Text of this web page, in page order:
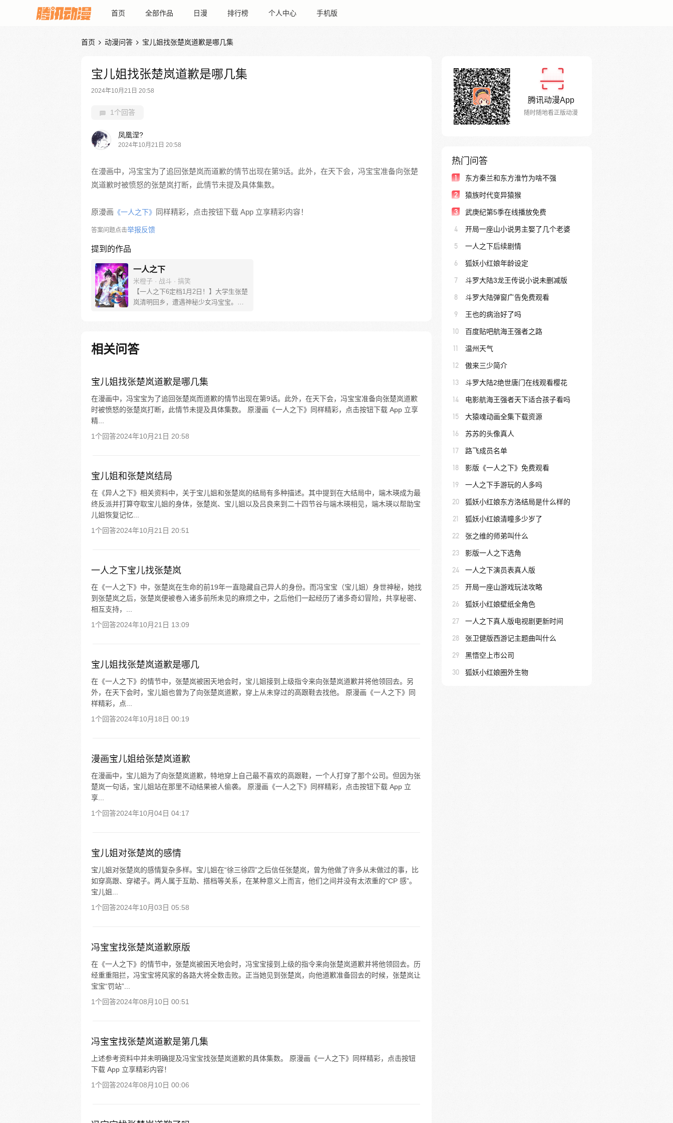
首页 全部作品 日漫 排行榜 个人中心 手机版
首页  动漫问答  宝儿姐找张楚岚道歉是哪几集
宝儿姐找张楚岚道歉是哪几集
2024年10月21日 20:58
1个回答
凤凰涅?
2024年10月21日 20:58
在漫画中，冯宝宝为了追回张楚岚而道歉的情节出现在第9话。此外，在天下会，冯宝宝准备向张楚
岚道歉时被愤怒的张楚岚打断，此情节未提及具体集数。
原漫画 《一人之下》 同样精彩，点击按钮下载 App 立享精彩内容！
答案问题点击举报反馈
提到的作品
一人之下
米橙子 · 战斗 · 搞笑
【一人之下6定档1月2日！】大学生张楚
岚清明回乡，遭遇神秘少女冯宝宝。素
己与爷爷身上的秘密，张楚岚的生活被
彻底颠覆，与冯宝宝一同踏上“异人”之
相关问答
宝儿姐找张楚岚道歉是哪几集
在漫画中，冯宝宝为了追回张楚岚而道歉的情节出现在第9话。此外，在天下会，冯宝宝准备向张楚岚道歉
时被愤怒的张楚岚打断，此情节未提及具体集数。 原漫画《一人之下》同样精彩，点击按钮下载 App 立享
精...
1个回答2024年10月21日 20:58
宝儿姐和张楚岚结局
在《异人之下》相关资料中，关于宝儿姐和张楚岚的结局有多种描述。其中提到在大结局中，端木瑛成为最
终反派并打算夺取宝儿姐的身体，张楚岚、宝儿姐以及吕良来到二十四节谷与端木瑛相见，端木瑛以帮助宝
儿姐恢复记忆...
1个回答2024年10月21日 20:51
一人之下宝儿找张楚岚
在《一人之下》中，张楚岚在生命的前19年一直隐藏自己异人的身份。而冯宝宝（宝儿姐）身世神秘，她找
到张楚岚之后，张楚岚便被卷入诸多前所未见的麻烦之中，之后他们一起经历了诸多奇幻冒险，共享秘密、
相互支持，...
1个回答2024年10月21日 13:09
宝儿姐找张楚岚道歉是哪几
在《一人之下》的情节中，张楚岚被困天地会时，宝儿姐接到上级指令来向张楚岚道歉并将他领回去。另
外，在天下会时，宝儿姐也曾为了向张楚岚道歉，穿上从未穿过的高跟鞋去找他。 原漫画《一人之下》同
样精彩，点...
1个回答2024年10月18日 00:19
漫画宝儿姐给张楚岚道歉
在漫画中，宝儿姐为了向张楚岚道歉，特地穿上自己最不喜欢的高跟鞋，一个人打穿了那个公司。但因为张
楚岚一句话，宝儿姐站在那里不动结果被人偷袭。 原漫画《一人之下》同样精彩，点击按钮下载 App 立
享...
1个回答2024年10月04日 04:17
宝儿姐对张楚岚的感情
宝儿姐对张楚岚的感情复杂多样。宝儿姐在“徐三徐四”之后信任张楚岚，曾为他做了许多从未做过的事，比
如穿高跟、穿裙子。两人属于互助、搭档等关系，在某种意义上而言，他们之间并没有太浓重的“CP 感”。
宝儿姐...
1个回答2024年10月03日 05:58
冯宝宝找张楚岚道歉原版
在《一人之下》的情节中，张楚岚被困天地会时，冯宝宝接到上级的指令来向张楚岚道歉并将他领回去。历
经重重阻拦，冯宝宝将风家的各路大将全数击败。正当她见到张楚岚，向他道歉准备回去的时候，张楚岚让
宝宝“罚站”...
1个回答2024年08月10日 00:51
冯宝宝找张楚岚道歉是第几集
上述参考资料中并未明确提及冯宝宝找张楚岚道歉的具体集数。 原漫画《一人之下》同样精彩，点击按钮
下载 App 立享精彩内容！
1个回答2024年08月10日 00:06
腾讯动漫App
随时随地看正版动漫
热门问答
1 东方秦兰和东方淮竹为啥不强
2 猿族时代变异猿猴
3 武庚纪第5季在线播放免费
4 开局一座山小说男主娶了几个老婆
5 一人之下后续剧情
6 狐妖小红娘年龄设定
7 斗罗大陆3龙王传说小说未删减版
8 斗罗大陆弹窗广告免费观看
9 王也的病治好了吗
10 百度贴吧航海王强者之路
11 温州天气
12 傲来三少简介
13 斗罗大陆2绝世唐门在线观看樱花
14 电影航海王强者天下适合孩子看吗
15 大猿魂动画全集下载资源
16 苏苏的头像真人
17 路飞成员名单
18 影版《一人之下》免费观看
19 一人之下手游玩的人多吗
20 狐妖小红娘东方洛结局是什么样的
21 狐妖小红娘清瞳多少岁了
22 张之维的师弟叫什么
23 影版一人之下选角
24 一人之下演员表真人版
25 开局一座山游戏玩法攻略
26 狐妖小红娘壁纸全角色
27 一人之下真人版电视剧更新时间
28 张卫健版西游记主题曲叫什么
29 黑悟空上市公司
30 狐妖小红娘圈外生物